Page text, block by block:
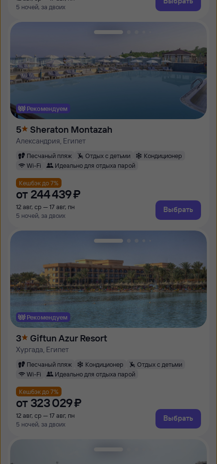
5 ночей, за двоих
Рекомендуем
5 Sheraton Montazah
Александрия, Египет
Песчаный пляж Отдых с детьми
Кондиционер
Wi-Fi
Идеально для отдыха парой
Кешбэк до 7%
от 244 ⁠439 ⁠₽
12 авг, ср — 17 авг, пн
5 ночей, за двоих
Выбрать
Рекомендуем
3 Giftun Azur Resort
Хургада, Египет
Песчаный пляж Кондиционер
Отдых с детьми
Wi-Fi
Идеально для отдыха парой
Кешбэк до 7%
от 323 ⁠029 ⁠₽
12 авг, ср — 17 авг, пн
5 ночей, за двоих
Выбрать